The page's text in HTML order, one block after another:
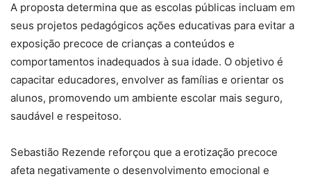
A proposta determina que as escolas públicas incluam em
seus projetos pedagógicos ações educativas para evitar a
exposição precoce de crianças a conteúdos e
comportamentos inadequados à sua idade. O objetivo é
capacitar educadores, envolver as famílias e orientar os
alunos, promovendo um ambiente escolar mais seguro,
saudável e respeitoso.
Sebastião Rezende reforçou que a erotização precoce
afeta negativamente o desenvolvimento emocional e